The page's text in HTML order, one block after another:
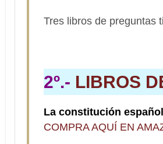
Tres libros de preguntas
2º.- LIBROS
La constitución
COMPRA AQUÍ EN